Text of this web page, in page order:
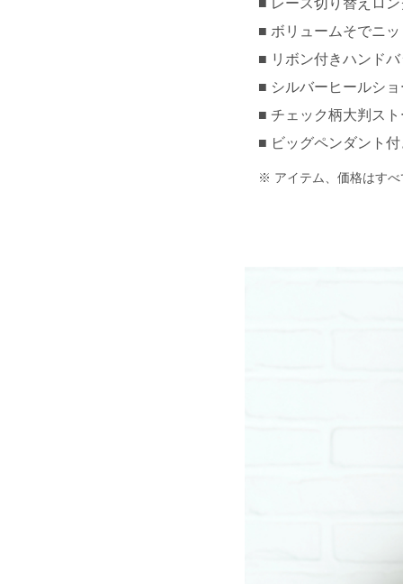
レース切り替えロ
ボリュームそでニ
リボン付きハンド
シルバーヒールシ
チェック柄大判ス
ビッグペンダント
アイテム、価格はす